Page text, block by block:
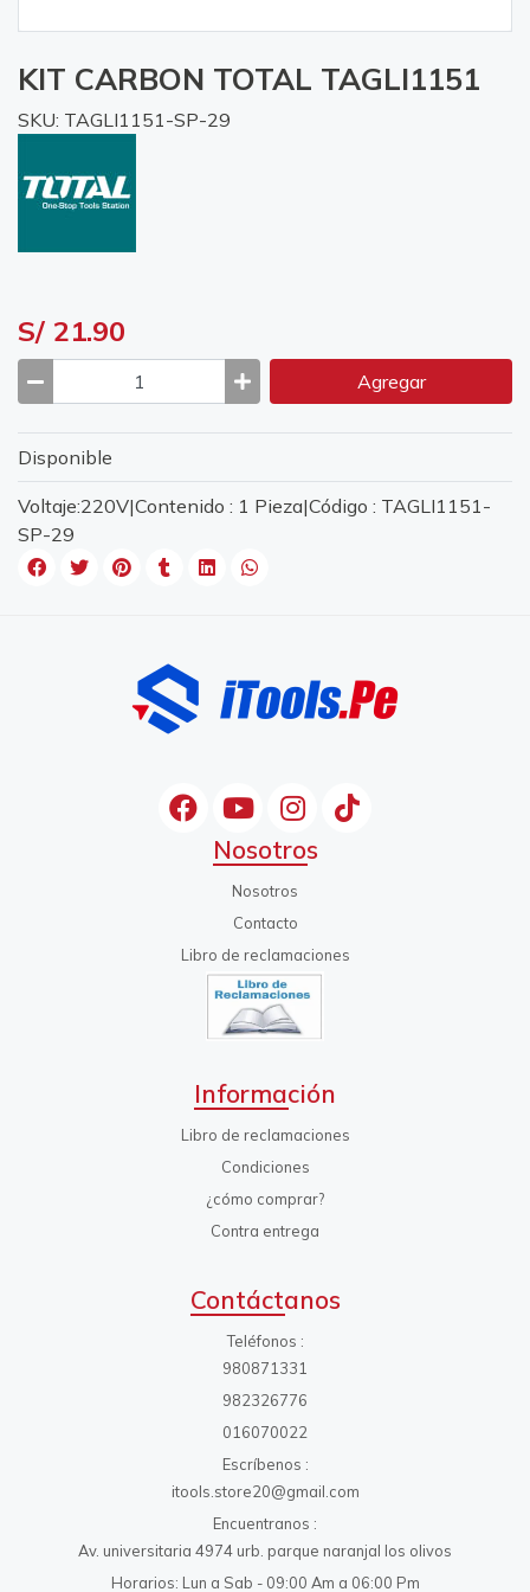
KIT CARBON TOTAL TAGLI1151
SKU: TAGLI1151-SP-29
S/ 21.90
Agregar
Disponible
Voltaje:220V|Contenido : 1 Pieza|Código : TAGLI1151-
SP-29
Nosotros
Nosotros
Contacto
Libro de reclamaciones
Información
Libro de reclamaciones
Condiciones
¿cómo comprar?
Contra entrega
Contáctanos
Teléfonos
980871331
982326776
016070022
Escríbenos
itools.store20@gmail.com
Encuentranos
Av. universitaria 4974 urb. parque naranjal los olivos
Horarios: Lun a Sab - 09:00 Am a 06:00 Pm